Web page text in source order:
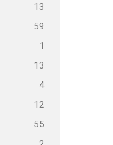
13
59
1
13
4
12
55